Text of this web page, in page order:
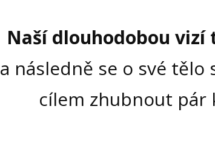
Naší dlouhodobou
a následně se o své tělo
cílem zhubnout pár